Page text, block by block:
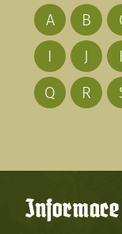
A B
I
J
Q
R